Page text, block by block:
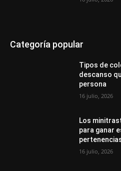
Categoría popular
Tipos de
descanso
persona
16 julio, 2026
Los
para ganar
16 julio, 2026